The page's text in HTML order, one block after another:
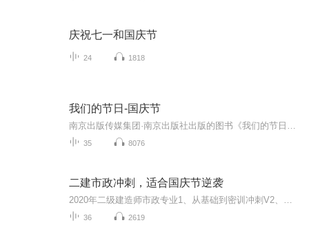
庆祝七一和国庆节
24 1818
我们的节日-国庆节
35 8076
二建市政冲刺，适合国庆节逆袭
36 2619